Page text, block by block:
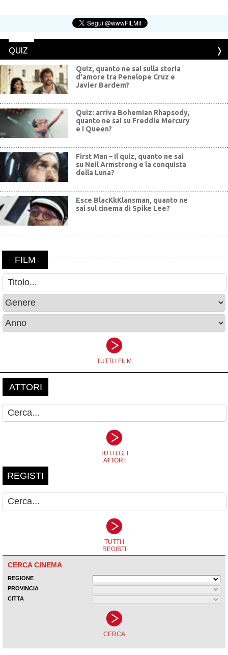
QUIZ
Quiz, quanto ne sai sulla storia
d'amore tra Penelope Cruz e
Javier Bardem?
Quiz: arriva Bohemian Rhapsody,
quanto ne sai su Freddie Mercury
e i Queen?
First Man – Il quiz, quanto ne sai
su Neil Armstrong e la conquista
della Luna?
Esce BlacKkKlansman, quanto ne
sai sul cinema di Spike Lee?